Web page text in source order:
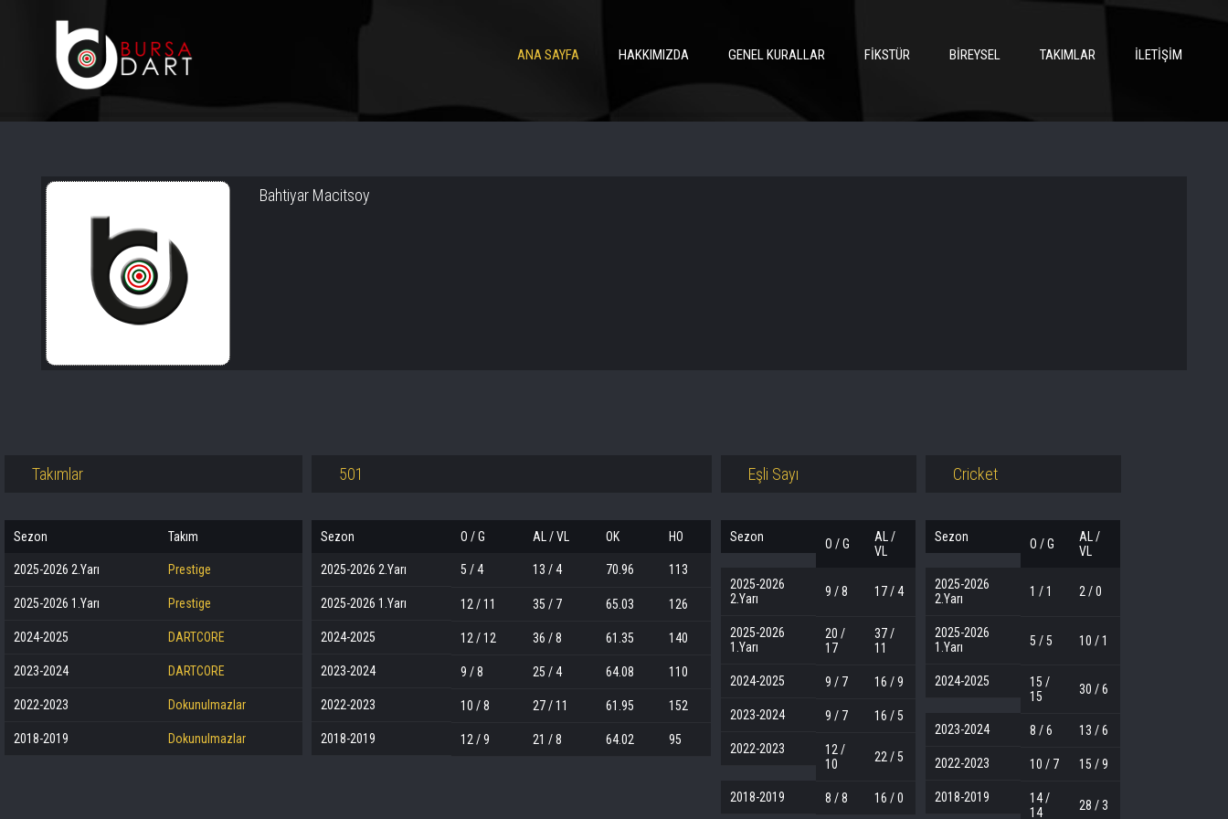
ANA SAYFA HAKKIMIZDA GENEL KURALLAR FIKSTÜR BIREYSEL TAKIMLAR İLETIŞIM
Bahtiyar Macitsoy
Takımlar
Sezon Takım
2025-2026 2.Yarı Prestige
2025-2026 1.Yarı Prestige
2024-2025 DARTCORE
2023-2024 DARTCORE
2022-2023 Dokunulmazlar
2018-2019 Dokunulmazlar
501
Sezon O / G AL / VL OK HO
2025-2026 2.Yarı 5 / 4 13 / 4 70.96 113
2025-2026 1.Yarı 12 / 11 35 / 7 65.03 126
2024-2025 12 / 12 36 / 8 61.35 140
2023-2024 9 / 8 25 / 4 64.08 110
2022-2023 10 / 8 27 / 11 61.95 152
2018-2019 12 / 9 21 / 8 64.02 95
Eşli Sayı
Sezon O / G
AL /
VL
2025-2026
2.Yarı
9 / 8 17 / 4
2025-2026
1.Yarı
20 /
17
37 /
11
2024-2025 9 / 7 16 / 9
2023-2024 9 / 7 16 / 5
2022-2023
12 /
10
22 / 5
2018-2019 8 / 8 16 / 0
Cricket
Sezon O / G
AL /
VL
2025-2026
2.Yarı
1 / 1 2 / 0
2025-2026
1.Yarı
5 / 5 10 / 1
2024-2025
15 /
15
30 / 6
2023-2024 8 / 6 13 / 6
2022-2023 10 / 7 15 / 9
2018-2019
14 /
14
28 / 3